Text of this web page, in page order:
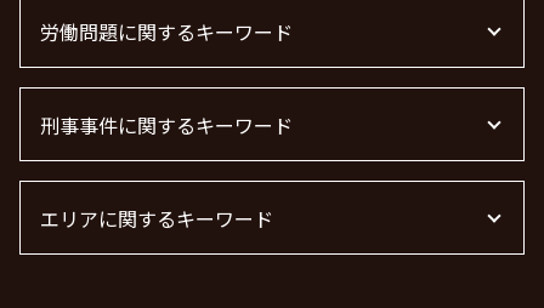
企業法務 弁護士
m&a 弁護士 費用
顧問弁護士
退職勧奨 言ってはいけない
m&a 弁護士費用 相場
債権回収 弁護士 費用
債権回収 個人
債権回収 無視
弁護士 債権回収 流れ
管理会社 トラブル 相談
不動産 トラブル相談
不動産トラブル
不動産屋 トラブル 相談
不動産賃貸 弁護士
離婚 モラハラ 慰謝料相場
慰謝料 離婚
離婚 しない 場合 慰謝料相場
離婚調停 期間
離婚 慰謝料 相場
離婚 慰謝料 財産分与
離婚 慰謝料とは
労働問題に関するキーワード
残業代 未払い
労働問題 相談
労働問題 種類
労働問題 解決策
労働問題に強い弁護士 東京
刑事事件に関するキーワード
刑事事件 弁護士
刑事事件 流れ
エリアに関するキーワード